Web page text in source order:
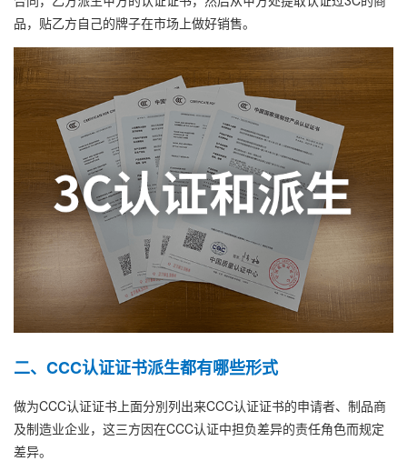
品，贴乙方自己的牌子在市场上做好销售。
二、CCC认证证书派生都有哪些形式
做为CCC认证证书上面分別列出来CCC认证证书的申请者、制品商
及制造业企业，这三方因在CCC认证中担负差异的责任角色而规定
差异。